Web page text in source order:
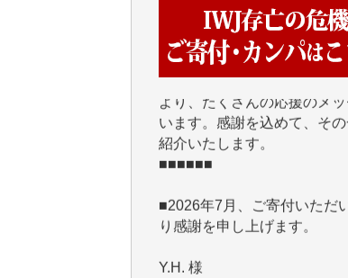
■■■■■■
IWJには、ご寄付・カンパ
より、たくさんの応援のメ
います。感謝を込めて、そ
紹介いたします。
■■■■■■
■2026年7月、ご寄付いただ
Y.H. 様
Y,M. 様